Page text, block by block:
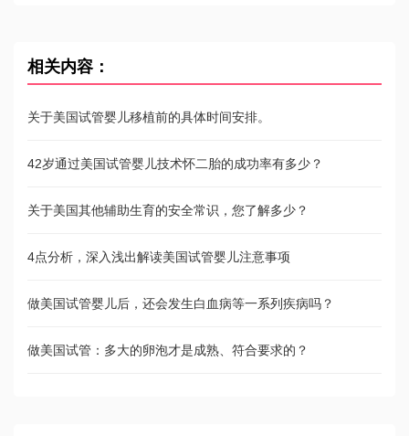
相关内容：
关于美国试管婴儿移植前的具体时间安排。
42岁通过美国试管婴儿技术怀二胎的成功率有多少？
关于美国其他辅助生育的安全常识，您了解多少？
4点分析，深入浅出解读美国试管婴儿注意事项
做美国试管婴儿后，还会发生白血病等一系列疾病吗？
做美国试管：多大的卵泡才是成熟、符合要求的？